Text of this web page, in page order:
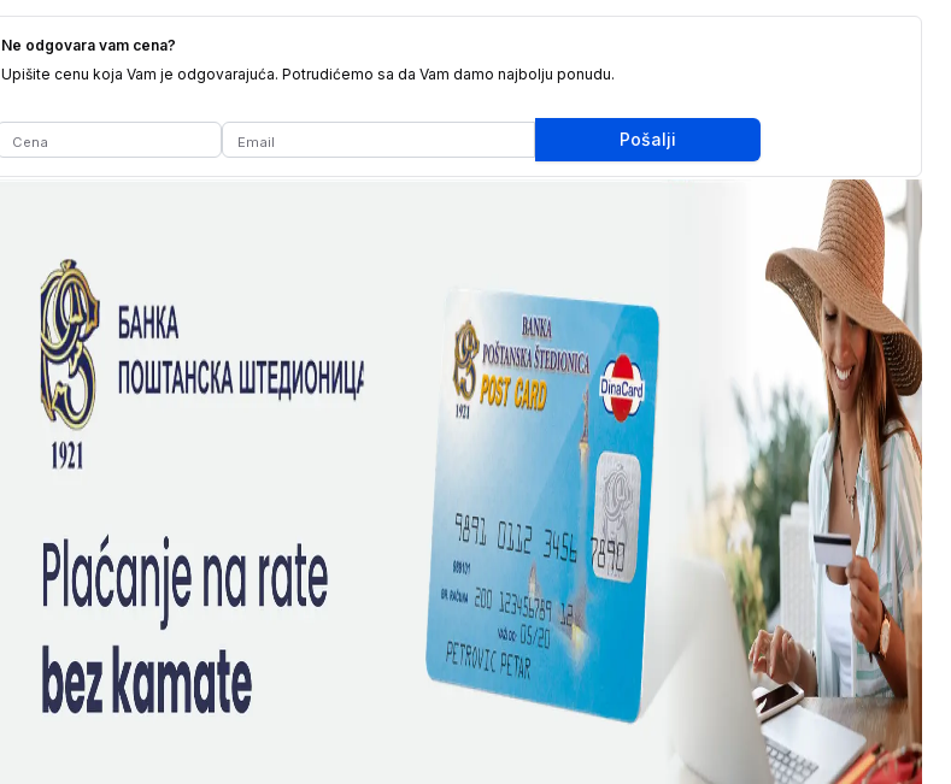
Ne odgovara vam cena?
Upišite cenu koja Vam je odgovarajuća. Potrudićemo sa da Vam damo najbolju ponudu.
Pošalji